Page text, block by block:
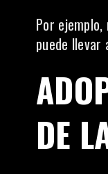
Por
puede
DE